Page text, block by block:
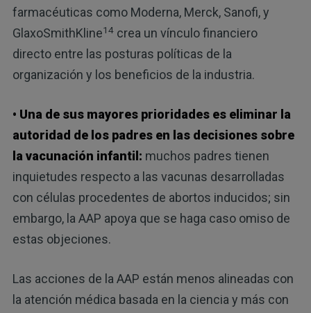
farmacéuticas como Moderna, Merck, Sanofi, y
GlaxoSmithKline14crea un vínculo financiero
directo entre las posturas políticas de la
organización y los beneficios de la industria.
• Una de sus mayores prioridades es eliminar la
autoridad de los padres en las decisiones sobre
la vacunación infantil: muchos padres tienen
inquietudes respecto a las vacunas desarrolladas
con células procedentes de abortos inducidos; sin
embargo, la AAP apoya que se haga caso omiso de
estas objeciones.
Las acciones de la AAP están menos alineadas con
la atención médica basada en la ciencia y más con